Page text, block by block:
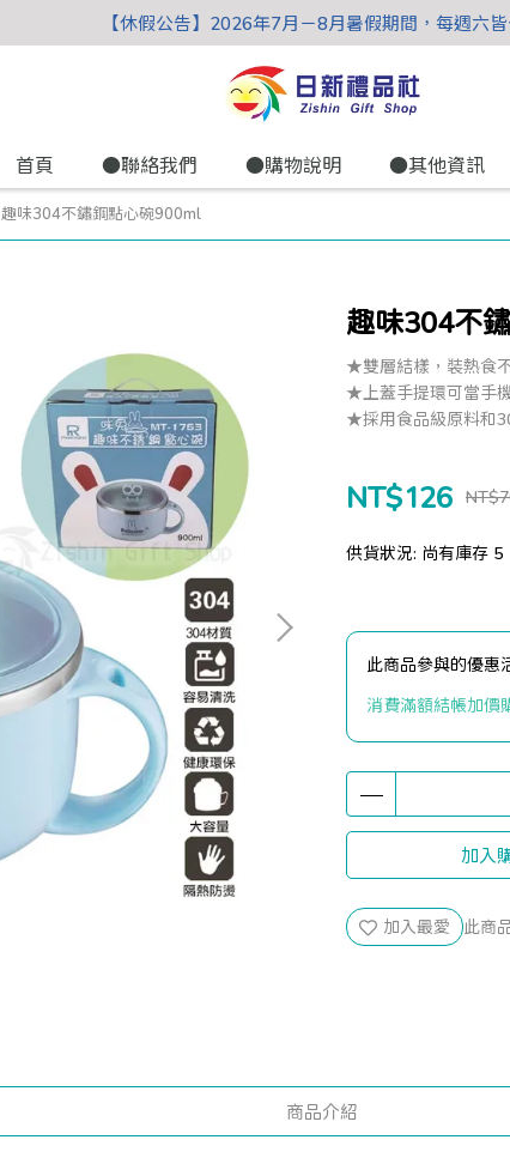
【休假公告】2026年7月－8月暑假期間，每週六
首頁 ●聯絡我們 ●購物說明 ●其他資訊
趣味304不鏽鋼點心碗900ml
趣味304不
★雙層結樣，裝熱食
★上蓋手提環可當手
★採用食品級原料和
NT$126
供貨狀況: 尚有庫存 5
此商品參與的優惠
消費滿額結帳加價
加入
加入最愛 此商
商品介紹